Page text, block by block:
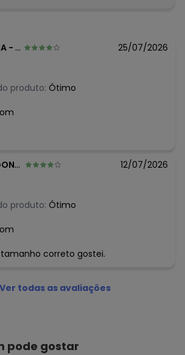
para o menor tamanho disponível.
SP 25/07/2026
produto: Ótimo
- RJ 12/07/2026
produto: Ótimo
correto gostei.
Ver todas as avaliações
pode gostar